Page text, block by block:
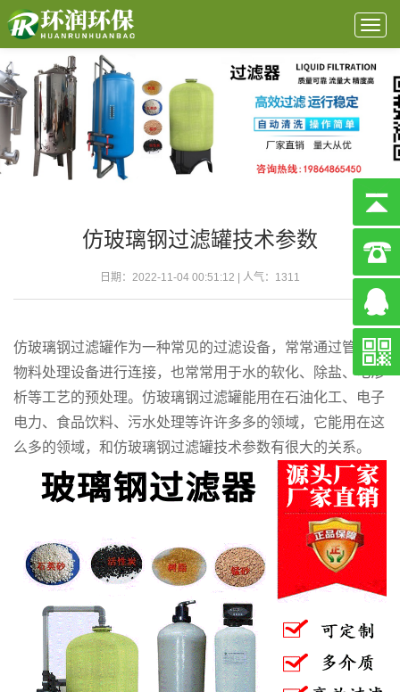
仿玻璃钢过滤罐技术参数
日期：2022-11-04 00:51:12 | 人气： 1311
仿玻璃钢过滤罐作为一种常见的过滤设备，常常通过管道与
物料处理设备进行连接，也常常用于水的软化、除盐、电渗
析等工艺的预处理。仿玻璃钢过滤罐能用在石油化工、电子
电力、食品饮料、污水处理等许许多多的领域，它能用在这
么多的领域，和仿玻璃钢过滤罐技术参数有很大的关系。